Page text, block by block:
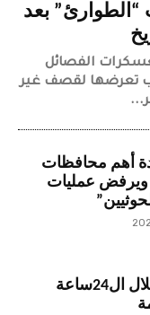
بعد
الفصائل
تعرضها لقصف غير
أهم محافظات
ويرفض عمليات
الطقس المتوقع خلال ال24ساعة